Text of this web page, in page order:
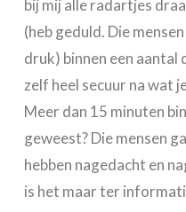
bij mij alle radartjes
(heb geduld. Die
druk) binnen een aantal
zelf heel secuur na wat
Meer dan 15 minuten
geweest? Die mensen
hebben nagedacht en
is het maar ter